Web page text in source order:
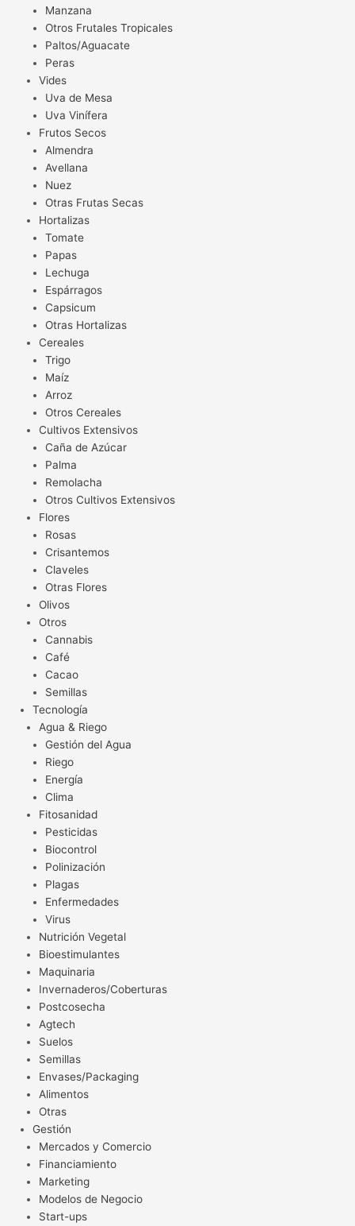
Manzana
Otros Frutales Tropicales
Paltos/Aguacate
Peras
Vides
Uva de Mesa
Uva Vinífera
Frutos Secos
Almendra
Avellana
Nuez
Otras Frutas Secas
Hortalizas
Tomate
Papas
Lechuga
Espárragos
Capsicum
Otras Hortalizas
Cereales
Trigo
Maíz
Arroz
Otros Cereales
Cultivos Extensivos
Caña de Azúcar
Palma
Remolacha
Otros Cultivos Extensivos
Flores
Rosas
Crisantemos
Claveles
Otras Flores
Olivos
Otros
Cannabis
Café
Cacao
Semillas
Tecnología
Agua & Riego
Gestión del Agua
Riego
Energía
Clima
Fitosanidad
Pesticidas
Biocontrol
Polinización
Plagas
Enfermedades
Virus
Nutrición Vegetal
Bioestimulantes
Maquinaria
Invernaderos/Coberturas
Postcosecha
Agtech
Suelos
Semillas
Envases/Packaging
Alimentos
Otras
Gestión
Mercados y Comercio
Financiamiento
Marketing
Modelos de Negocio
Start-ups